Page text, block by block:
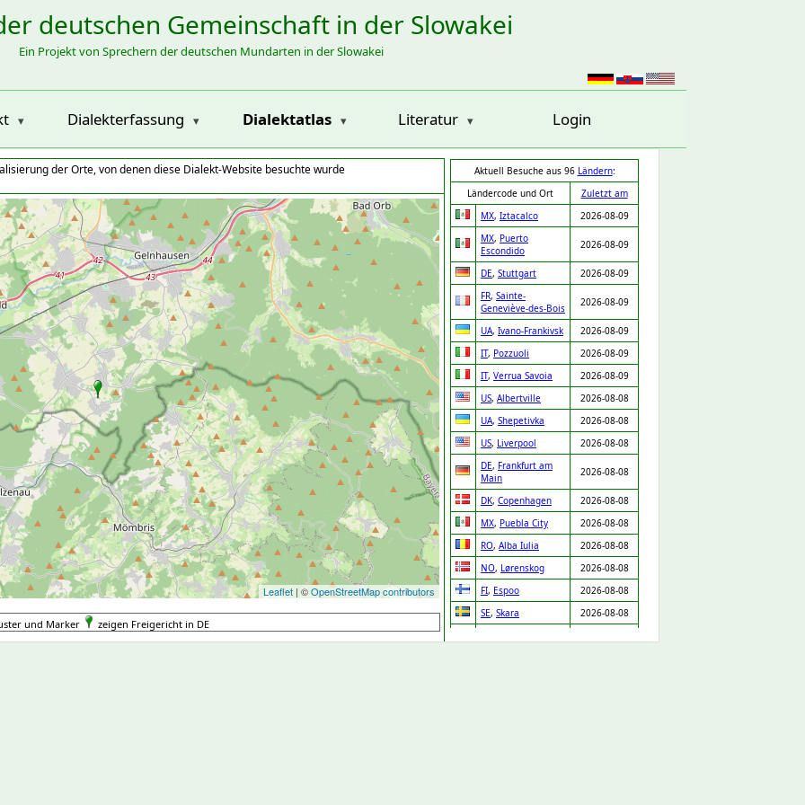
deutschen Gemeinschaft in der Slowakei
Ein Projekt von Sprechern der deutschen Mundarten in der Slowakei
Dialekterfassung Dialektatlas Literatur Login
der Orte, von denen diese Dialekt-Website besuchte wurde
Leaflet | ©OpenStreetMap contributors
Aktuell Besuche aus 96 Ländern:
Ländercode und Ort
Zuletzt am
MX, Iztacalco
2026-08-09
MX, Puerto
Escondido
2026-08-09
DE, Stuttgart
2026-08-09
FR, Sainte-
Geneviève-des-Bois
2026-08-09
UA, Ivano-Frankivsk
2026-08-09
IT, Pozzuoli
2026-08-09
IT, Verrua Savoia
2026-08-09
US, Albertville
2026-08-08
UA, Shepetivka
2026-08-08
US, Liverpool
2026-08-08
DE, Frankfurt am
Main
2026-08-08
DK, Copenhagen
2026-08-08
MX, Puebla City
2026-08-08
RO, Alba Iulia
2026-08-08
NO, Lørenskog
2026-08-08
FI, Espoo
2026-08-08
SE, Skara
2026-08-08
und Marker zeigen Freigericht in DE